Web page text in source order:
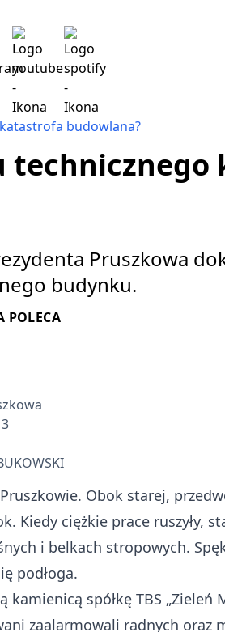
budowlana?
technicznego
Pruszkowa
budynku.
POLECA
Obok starej,
Kiedy ciężkie prace ruszyły,
i belkach stropowych.
podłoga.
spółkę TBS „Zieleń
zaalarmowali radnych oraz